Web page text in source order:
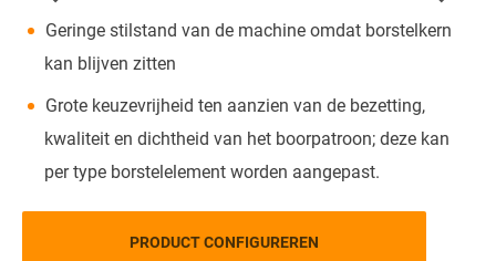
Geringe stilstand van de machine omdat borstelkern
kan blijven zitten
Grote keuzevrijheid ten aanzien van de bezetting,
kwaliteit en dichtheid van het boorpatroon; deze kan
per type borstelelement worden aangepast.
PRODUCT CONFIGUREREN